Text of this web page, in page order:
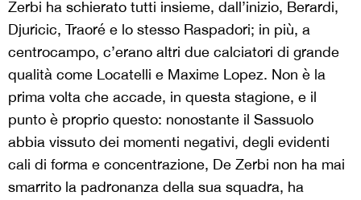
Zerbi ha schierato tutti insieme, dall’inizio, Berardi,
Djuricic, Traoré e lo stesso Raspadori; in più, a
centrocampo, c’erano altri due calciatori di grande
qualità come Locatelli e Maxime Lopez. Non è la
prima volta che accade, in questa stagione, e il
punto è proprio questo: nonostante il Sassuolo
abbia vissuto dei momenti negativi, degli evidenti
cali di forma e concentrazione, De Zerbi non ha mai
smarrito la padronanza della sua squadra, ha